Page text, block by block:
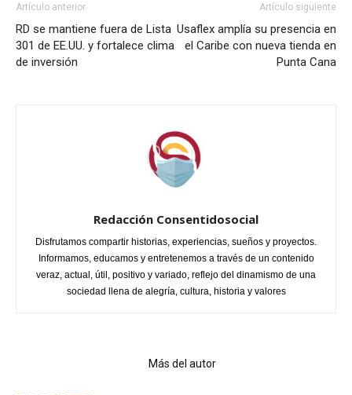
Artículo anterior
RD se mantiene fuera de Lista
301 de EE.UU. y fortalece clima
de inversión
Artículo siguiente
Usaflex amplía su presencia en
el Caribe con nueva tienda en
Punta Cana
Redacción Consentidosocial
Disfrutamos compartir historias, experiencias, sueños y proyectos.
Informamos, educamos y entretenemos a través de un contenido
veraz, actual, útil, positivo y variado, reflejo del dinamismo de una
sociedad llena de alegría, cultura, historia y valores
Más del autor